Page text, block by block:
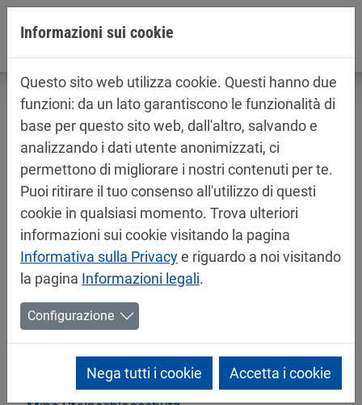
Jump directly to main navigation
Jump directly to content
Informazioni sul prodotto / schede di
sicurezza
Vernici per automobile
Mipa Protezione sottoscocca
Mipa Body Coat WBS
Informazioni sui cookie
Questo sito web utilizza cookie. Questi hanno due
funzioni: da un lato garantiscono le funzionalità di
base per questo sito web, dall'altro, salvando e
analizzando i dati utente anonimizzati, ci
permettono di migliorare i nostri contenuti per te.
Puoi ritirare il tuo consenso all'utilizzo di questi
cookie in qualsiasi momento. Trova ulteriori
informazioni sui cookie visitando la pagina
Informativa sulla Privacye riguardo a noi visitando
la pagina Informazioni legali.
Configurazione
Nega tutti i cookie Accetta i cookie